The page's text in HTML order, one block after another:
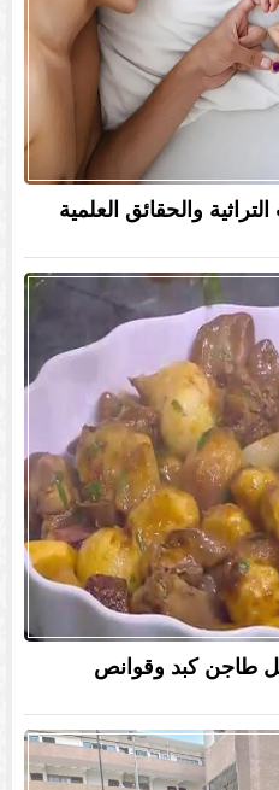
والحقائق العلمية
طاجن كبد وقوانص